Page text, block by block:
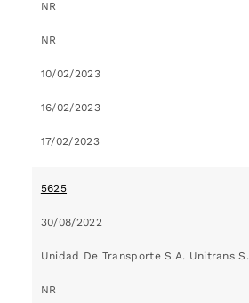
NR
NR
10/02/2023
16/02/2023
17/02/2023
5625
30/08/2022
Unidad De Transporte S.A. Unitrans
NR